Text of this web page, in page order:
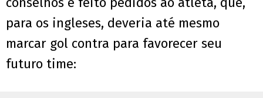
para os ingleses, deveria até mesmo
marcar gol contra para favorecer seu
futuro time: